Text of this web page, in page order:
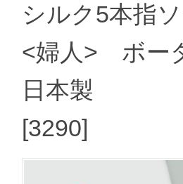
シルク5本指
<婦人> ボー
日本製
[3290]